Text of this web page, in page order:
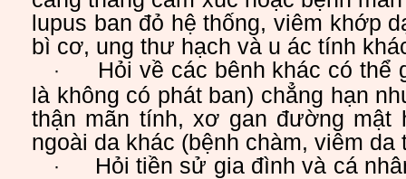
lupus ban đỏ hệ thống, viêm khớp
bì cơ, ung thư hạch và u ác tính
·
Hỏi về các bênh khác có thể
là không có phát ban) chẳng hạn
thận mãn tính, xơ gan đường mật
ngoài da khác (bệnh chàm, viêm da
·
Hỏi tiền sử gia đình và cá